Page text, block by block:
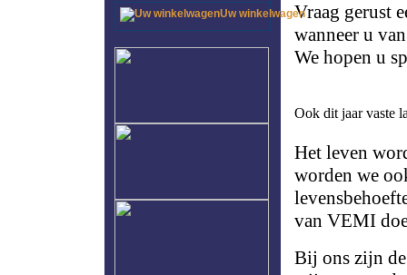
Uw winkelwagenVraag gerust
wanneer u
We hopen u
Ook dit jaar vaste
Het leven
worden we
van VEMI
Bij ons zijn